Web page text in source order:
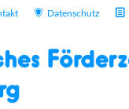
Datenschutz